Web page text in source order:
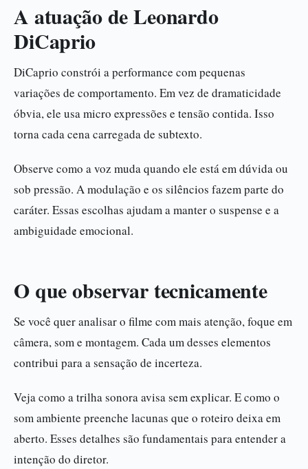
A atuação de Leonardo
DiCaprio
DiCaprio constrói a performance com pequenas
variações de comportamento. Em vez de dramaticidade
óbvia, ele usa micro expressões e tensão contida. Isso
torna cada cena carregada de subtexto.
Observe como a voz muda quando ele está em dúvida ou
sob pressão. A modulação e os silêncios fazem parte do
caráter. Essas escolhas ajudam a manter o suspense e a
ambiguidade emocional.
O que observar tecnicamente
Se você quer analisar o filme com mais atenção, foque em
câmera, som e montagem. Cada um desses elementos
contribui para a sensação de incerteza.
Veja como a trilha sonora avisa sem explicar. E como o
som ambiente preenche lacunas que o roteiro deixa em
aberto. Esses detalhes são fundamentais para entender a
intenção do diretor.